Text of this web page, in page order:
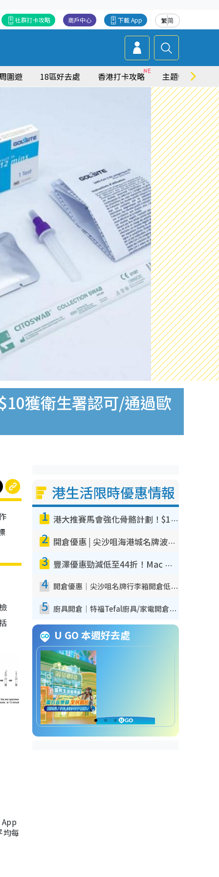
繁简
下載 App
商戶中心
社群打卡攻略
圍遊 18區好去處 香港打卡攻略 主題特集
獲衛生署認可/通過歐
均每
港生活限時優惠情報
1 港大推賽馬會強化骨骼計劃！$100骨質密度X光檢查 完成免費運動訓練送超市禮券！附參加資格
2 開倉優惠 | 尖沙咀海港城名牌波鞋開倉低至1折！On鞋$899起／Joy&Peace鞋履$98起
3 豐澤優惠勁減低至44折！Mac mini/iPhone17Pro大減價！廚房家電$220起
4 開倉優惠｜尖沙咀名牌行李箱開倉低至4折！一連5日 American Tourister/ace./Hallmark $200起！
5 廚具開倉｜特福Tefal廚具/家電開倉低至3折！$220起買平底鍋/炒鑊/湯煲！電飯煲/吸塵機/燙斗$418起
U GO 本週好去處